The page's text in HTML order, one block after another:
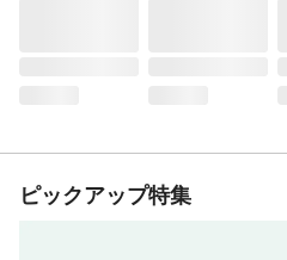
ピックアップ特集